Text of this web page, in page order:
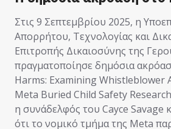
Στις 9 Σεπτεμβρίου 2025, η
Απορρήτου, Τεχνολογίας και
Επιτροπής Δικαιοσύνης της
πραγματοποίησε δημόσια
Harms: Examining Whistleblower
Meta Buried Child Safety
η συνάδελφός του Cayce Savage
ότι το νομικό τμήμα της Meta